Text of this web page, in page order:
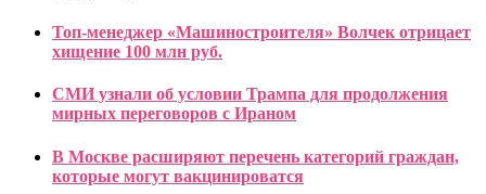
Топ-менеджер «Машиностроителя» Волчек отрицает
хищение 100 млн руб.
СМИ узнали об условии Трампа для продолжения
мирных переговоров с Ираном
В Москве расширяют перечень категорий граждан,
которые могут вакцинироватся